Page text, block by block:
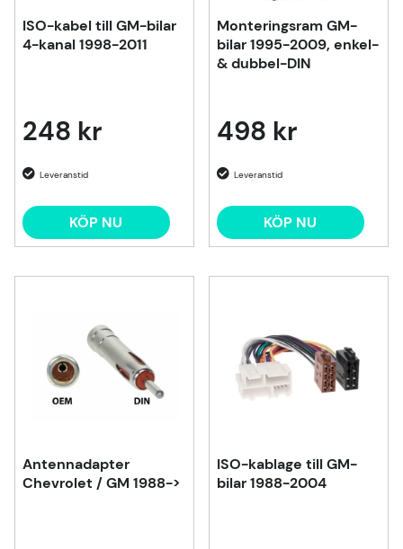
ISO-kabel till GM-bilar
4-kanal 1998-2011
248 kr
KÖP NU
Monteringsram GM-
bilar 1995-2009, enkel-
& dubbel-DIN
498 kr
KÖP NU
Antennadapter
Chevrolet / GM 1988->
ISO-kablage till GM-
bilar 1988-2004